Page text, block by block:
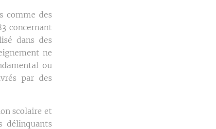
comme des
concernant
dans des
ne
ou
par des
scolaire et
délinquants